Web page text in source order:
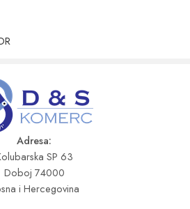
Adresa:
SP 63
Doboj 74000
i Hercegovina